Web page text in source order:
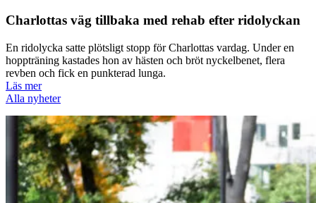
Charlottas väg tillbaka med rehab efter ridolyckan
En ridolycka satte plötsligt stopp för Charlottas vardag. Under en
hoppträning kastades hon av hästen och bröt nyckelbenet, flera
revben och fick en punkterad lunga.
Läs mer
Alla nyheter